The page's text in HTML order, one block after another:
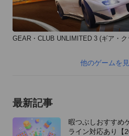
GEAR・CLUB UNLIMITED 3 (ギア・
他のゲームを
最新記事
暇つぶしおすすめ
ライン対応あり【